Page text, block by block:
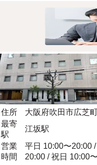
住所
大阪府吹田市広芝
最寄
駅
江坂駅
営業
時間
平日 10:00〜20:00
20:00 / 祝日 10:00